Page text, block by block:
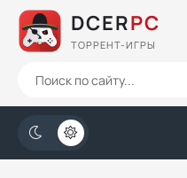
DCERPC
ТОРРЕНТ-ИГРЫ